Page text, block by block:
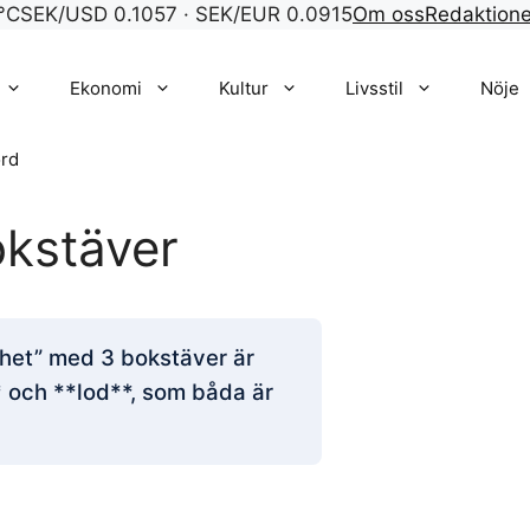
SEK/USD 0.1057 · SEK/EUR 0.0915Om oss
Ekonomi Kultur Livsstil Nöje
med 3 bokstäver är
**lod**, som båda är